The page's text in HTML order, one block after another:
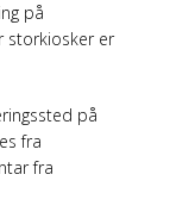
på
storkiosker er
på
fra
fra